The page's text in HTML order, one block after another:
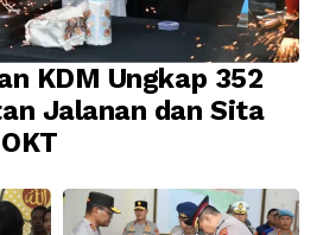
KDM Ungkap 352
Jalanan dan Sita